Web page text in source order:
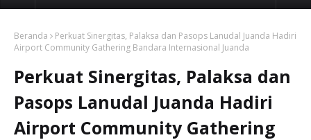
Beranda
Perkuat Sinergitas, Palaksa dan Pasops Lanudal Juanda Hadiri
Airport Community Gathering Bandara Internasional Juanda ‎
Perkuat Sinergitas, Palaksa dan
Pasops Lanudal Juanda Hadiri
Airport Community Gathering